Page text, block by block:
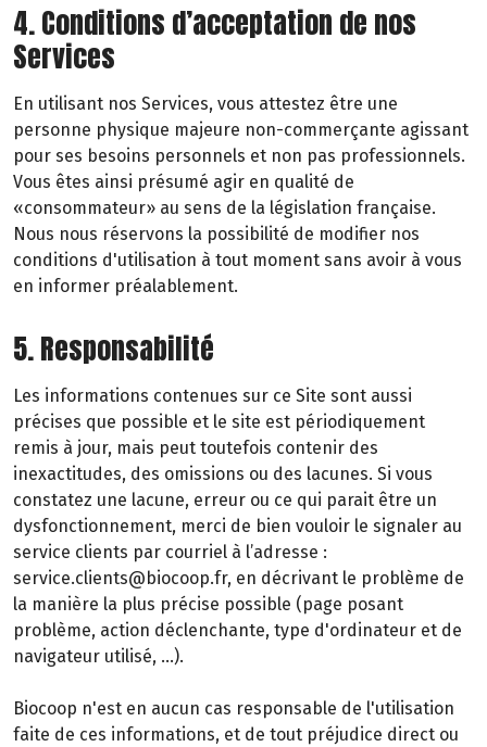
4. Conditions d’acceptation de nos
Services
En utilisant nos Services, vous attestez être une
personne physique majeure non-commerçante agissant
pour ses besoins personnels et non pas professionnels.
Vous êtes ainsi présumé agir en qualité de
«consommateur» au sens de la législation française.
Nous nous réservons la possibilité de modifier nos
conditions d'utilisation à tout moment sans avoir à vous
en informer préalablement.
5. Responsabilité
Les informations contenues sur ce Site sont aussi
précises que possible et le site est périodiquement
remis à jour, mais peut toutefois contenir des
inexactitudes, des omissions ou des lacunes. Si vous
constatez une lacune, erreur ou ce qui parait être un
dysfonctionnement, merci de bien vouloir le signaler au
service clients par courriel à l’adresse :
service.clients@biocoop.fr, en décrivant le problème de
la manière la plus précise possible (page posant
problème, action déclenchante, type d'ordinateur et de
navigateur utilisé, …).
Biocoop n'est en aucun cas responsable de l'utilisation
faite de ces informations, et de tout préjudice direct ou